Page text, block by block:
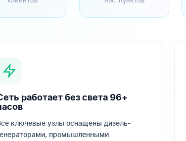
работает без света 96+
ключевые узлы оснащены дизель-
промышленными